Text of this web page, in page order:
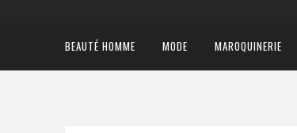
BEAUTÉ HOMME MODE MAROQUINERIE